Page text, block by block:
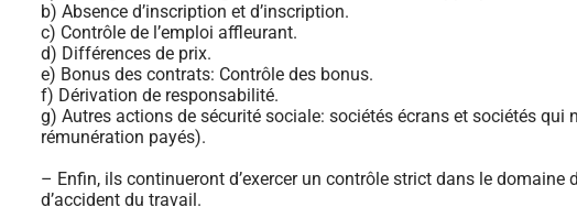
b) Absence d’inscription et d’inscription.
c) Contrôle de l’emploi affleurant.
d) Différences de prix.
e) Bonus des contrats: Contrôle des bonus.
f) Dérivation de responsabilité.
g) Autres actions de sécurité sociale: sociétés écrans et sociétés qui
rémunération payés).
– Enfin, ils continueront d’exercer un contrôle strict dans le
d’accident du travail.